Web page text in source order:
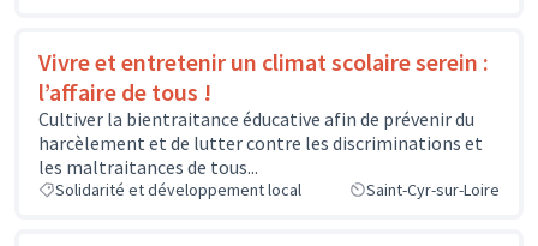
Vivre et entretenir un climat scolaire serein :
l’affaire de tous !
Cultiver la bientraitance éducative afin de prévenir du
harcèlement et de lutter contre les discriminations et
les maltraitances de tous...
Solidarité et développement local Saint-Cyr-sur-Loire